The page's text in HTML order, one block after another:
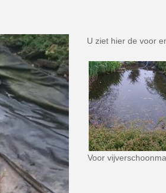
U ziet hier de voor
Voor